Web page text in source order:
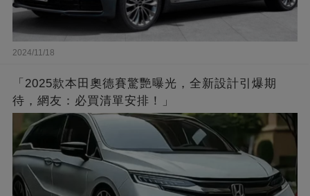
2024/11/18
「2025款本田奧德賽驚艷曝光，全新設計引爆期
待，網友：必買清單安排！」